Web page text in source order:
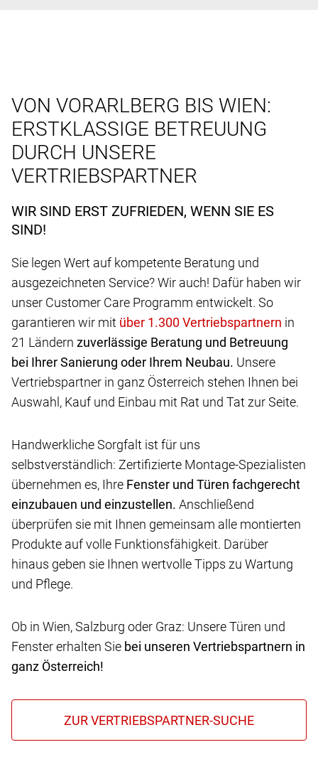
VON VORARLBERG BIS WIEN:
ERSTKLASSIGE BETREUUNG
DURCH UNSERE
VERTRIEBSPARTNER
WIR SIND ERST ZUFRIEDEN, WENN SIE ES
SIND!
Sie legen Wert auf kompetente Beratung und
ausgezeichneten Service? Wir auch! Dafür haben wir
unser Customer Care Programm entwickelt. So
garantieren wir mit
in
21 Ländern zuverlässige Beratung und Betreuung
bei Ihrer Sanierung oder Ihrem Neubau. Unsere
Vertriebspartner in ganz Österreich stehen Ihnen bei
Auswahl, Kauf und Einbau mit Rat und Tat zur Seite.
Handwerkliche Sorgfalt ist für uns
selbstverständlich: Zertifizierte Montage-Spezialisten
übernehmen es, Ihre Fenster und Türen fachgerecht
einzubauen und einzustellen. Anschließend
überprüfen sie mit Ihnen gemeinsam alle montierten
Produkte auf volle Funktionsfähigkeit. Darüber
hinaus geben sie Ihnen wertvolle Tipps zu Wartung
und Pflege.
Ob in Wien, Salzburg oder Graz: Unsere Türen und
Fenster erhalten Sie bei unseren Vertriebspartnern in
ganz Österreich!